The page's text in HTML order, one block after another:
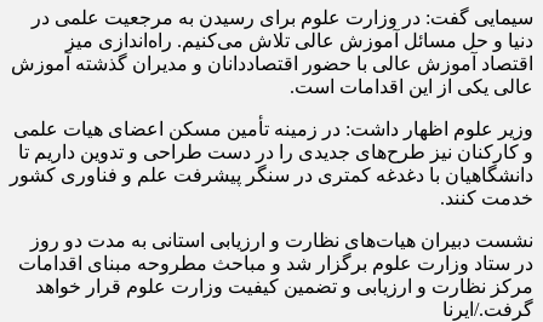
سیمایی گفت: در وزارت علوم برای رسیدن به مرجعیت علمی در
دنیا و حل مسائل آموزش عالی تلاش می‌کنیم. راه‌اندازی میز
اقتصاد آموزش عالی با حضور اقتصاددانان و مدیران گذشته آموزش
عالی یکی از این اقدامات است.
وزیر علوم اظهار داشت: در زمینه تأمین مسکن اعضای هیات علمی
و کارکنان نیز طرح‌های جدیدی را در دست طراحی و تدوین داریم تا
دانشگاهیان با دغدغه کمتری در سنگر پیشرفت علم و فناوری کشور
خدمت کنند.
نشست دبیران هیات‌های نظارت و ارزیابی استانی به مدت دو روز
در ستاد وزارت علوم برگزار شد و مباحث مطروحه مبنای اقدامات
مرکز نظارت و ارزیابی و تضمین کیفیت وزارت علوم قرار خواهد
گرفت./ایرنا